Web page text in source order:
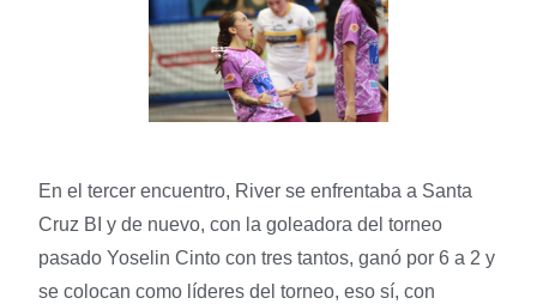
En el tercer encuentro, River se enfrentaba a Santa
Cruz BI y de nuevo, con la goleadora del torneo
pasado Yoselin Cinto con tres tantos, ganó por 6 a 2 y
se colocan como líderes del torneo, eso sí, con